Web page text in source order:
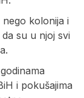
kolonija i
su u njoj svi
i pokušajima